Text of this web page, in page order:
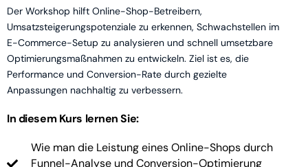
Der Workshop hilft Online-Shop-Betreibern,
Umsatzsteigerungspotenziale zu erkennen, Schwachstellen im
E-Commerce-Setup zu analysieren und schnell umsetzbare
Optimierungsmaßnahmen zu entwickeln. Ziel ist es, die
Performance und Conversion-Rate durch gezielte
Anpassungen nachhaltig zu verbessern.
In diesem Kurs lernen Sie:
Wie man die Leistung eines Online-Shops durch
Funnel-Analyse und Conversion-Optimierung